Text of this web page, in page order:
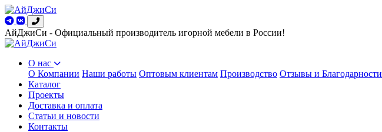
АйДжиСи - Официальный производитель игорной мебели в России!
О нас
О Компании Наши работы Оптовым клиентам Производство Отзывы и Благодарности
Каталог
Проекты
Доставка и оплата
Статьи и новости
Контакты